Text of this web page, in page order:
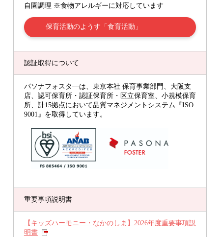
自園調理 ※食物アレルギーに対応しています
保育活動のようす「食育活動」
認証取得について
パソナフォスタ―は、東京本社 保育事業部門、大阪支
店、認可保育所・認証保育所・区立保育室、小規模保育
所、計15拠点において品質マネジメントシステム『ISO
9001』を取得しています。
重要事項説明書
【キッズハーモニー・なかのしま】2026年度重要事項説
明書